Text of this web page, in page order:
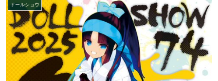
ドールショウ